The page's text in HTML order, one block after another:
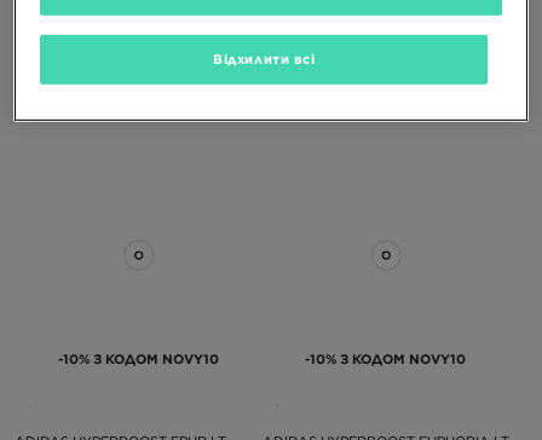
ADIDAS HYPERBOOST EPHR LT ADIDAS HYPERBOOST EPHR LT
-10% З КОДОМ NOVY10 -10% З КОДОМ NOVY10
Відхилити всі